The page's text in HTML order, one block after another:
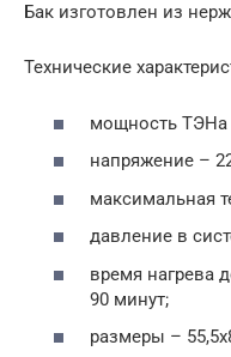
Бак изготовлен из
Технические
мощность ТЭНа
напряжение –
максимальная
давление в
время нагрева
90 минут;
размеры –